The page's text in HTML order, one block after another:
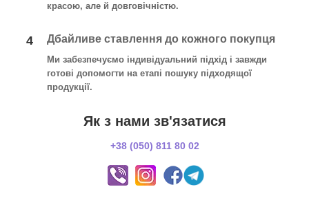
красою, але й довговічністю.
4 Дбайливе ставлення до кожного покупця
Ми забезпечуємо індивідуальний підхід і завжди
готові допомогти на етапі пошуку підходящої
продукції.
Як з нами зв'язатися
+38 (050) 811 80 02